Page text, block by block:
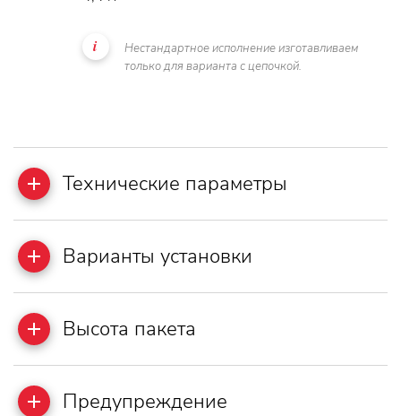
Нестандартное исполнение изготавливаем
только для варианта с цепочкой.
Teхнические параметры
Варианты установки
Высота пакета
Предупреждение